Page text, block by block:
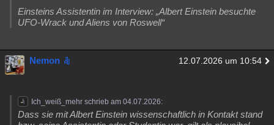
Einsteins Assistentin im Interview: „Albert Einstein besuchte
UFO-Wrack und Aliens von Roswell“
Nemon 12.07.2026 um 10:54
Ich_weiß_mehr schrieb am 04.07.2026:
Dass sie mit Albert Einstein wissenschaftlich in Kontakt stand